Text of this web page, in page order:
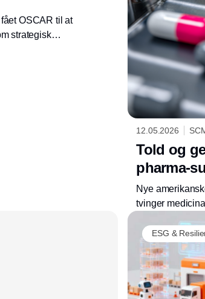
OSCAR til at
strategisk
12.05.2026
Told og
pharma-
Nye
tvinger
og usikkerhed
ESG &